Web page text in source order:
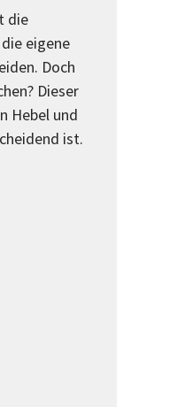
die
eigene
Doch
Dieser
Hebel und
ist.